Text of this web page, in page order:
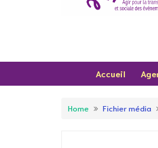
Accueil
Home Fichier média